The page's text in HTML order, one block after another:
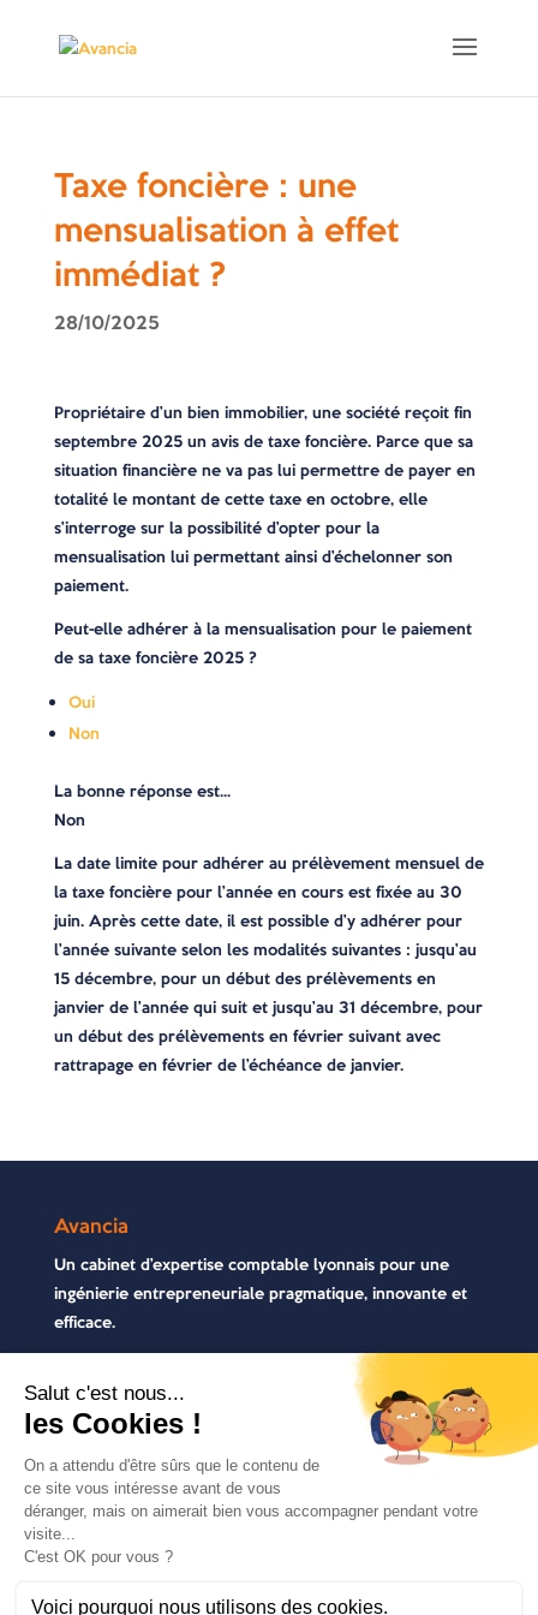
Taxe foncière : une
mensualisation à effet
immédiat ?
28/10/2025
Propriétaire d’un bien immobilier, une société reçoit fin
septembre 2025 un avis de taxe foncière. Parce que sa
situation financière ne va pas lui permettre de payer en
totalité le montant de cette taxe en octobre, elle
s’interroge sur la possibilité d’opter pour la
mensualisation lui permettant ainsi d’échelonner son
paiement.
Peut-elle adhérer à la mensualisation pour le paiement
de sa taxe foncière 2025 ?
Oui
Non
La bonne réponse est…
Non
La date limite pour adhérer au prélèvement mensuel de
la taxe foncière pour l’année en cours est fixée au 30
juin. Après cette date, il est possible d’y adhérer pour
l’année suivante selon les modalités suivantes : jusqu’au
15 décembre, pour un début des prélèvements en
janvier de l’année qui suit et jusqu’au 31 décembre, pour
un début des prélèvements en février suivant avec
rattrapage en février de l’échéance de janvier.
Avancia
Un cabinet d’expertise comptable lyonnais pour une
ingénierie entrepreneuriale pragmatique, innovante et
efficace.
Contactez-nous
04 72 71 54 72
30, rue Pré Gaudry, 69007 Lyon
contact@avancia.fr